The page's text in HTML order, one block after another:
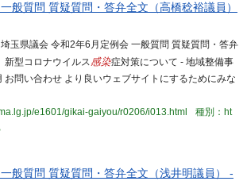
般質問 質疑質問・答弁全文（高橋稔裕議員）
玉県議会 令和2年6月定例会 一般質問 質疑質問・答弁
新型コロナウイルス感染症対策について - 地域整備事
お問い合わせ より良いウェブサイトにするためにみな
e1601/gikai-gaiyou/r0206/i013.html
種別：ht
般質問 質疑質問・答弁全文（浅井明議員） -